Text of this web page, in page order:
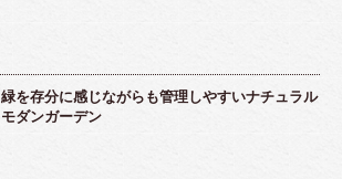
緑を存分に感じながらも管理しやすいナチュラル
モダンガーデン